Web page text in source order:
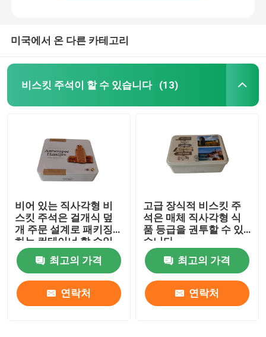
미국에서 온 다른 카테고리
비스킷 주석이 할 수 있습니다 (13)
비어 있는 직사각형 비
스킷 주석은 걸개식 덮
개 주문 설계로 패키징
하는 컨테이너 할 수있
최고의 가격
연락처
고급 장식적 비스킷 주
석은 매체 직사각형 식
품 등급을 권투할 수 있
습니다
최고의 가격
연락처